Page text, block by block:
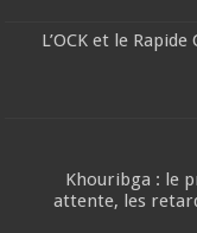
L’OCK et le
Khouribga : le
attente, les